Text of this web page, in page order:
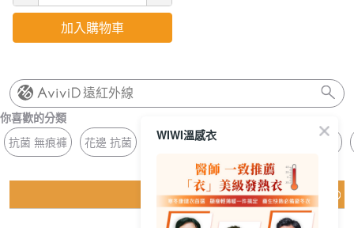
加入購物車
遠紅外線
你喜歡的分類
抗菌 無痕褲
花邊 抗菌 月牙 杯墊 止汗 櫻花粉
猜你喜歡
WIWI溫感衣